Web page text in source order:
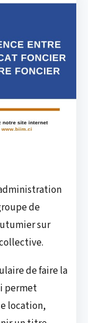
de
sur
de faire la
permet
location,